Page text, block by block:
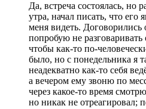
Да, встреча состоялась, но
утра, начал писать, что его
меня видеть. Договорились
попробую не разговаривать
чтобы как-то по-
было, но с понедельника я
неадекватно как-то себя
а вечером ему звоню по
через какое-то время
но никак не отреагировал;